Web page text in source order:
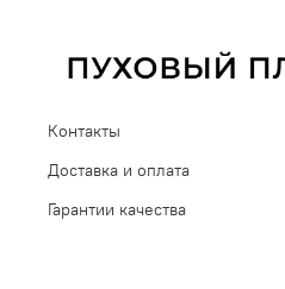
Контакты
Доставка и оплата
Гарантии качества